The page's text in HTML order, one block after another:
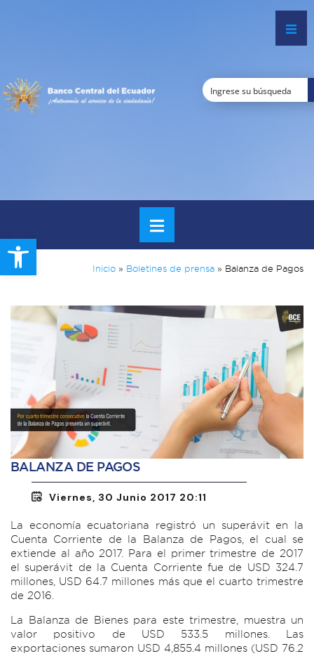
Open toolbar
Inicio » Boletines de prensa » Balanza de Pagos
BALANZA DE PAGOS
Viernes, 30 Junio 2017 20:11
La economía ecuatoriana registró un superávit en la
Cuenta Corriente de la Balanza de Pagos, el cual se
extiende al año 2017. Para el primer trimestre de 2017
el superávit de la Cuenta Corriente fue de USD 324.7
millones, USD 64.7 millones más que el cuarto trimestre
de 2016.
La Balanza de Bienes para este trimestre, muestra un
valor positivo de USD 533.5 millones. Las
exportaciones sumaron USD 4,855.4 millones (USD 76.2